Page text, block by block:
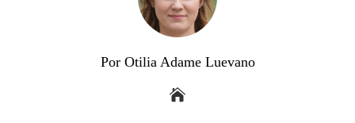
Por Otilia Adame Luevano